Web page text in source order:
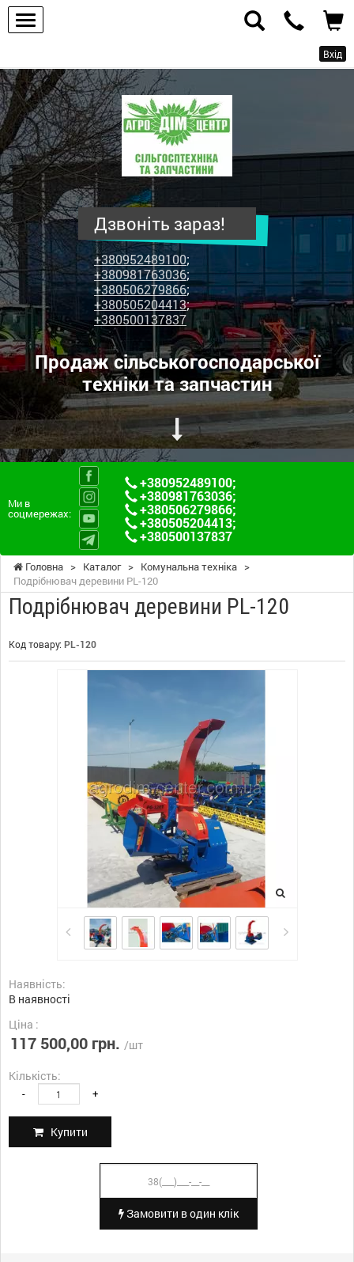
Вхід
ПП
"Агродім-
центр"
-
продаж
сільськогосподарської
техніки
та
запчастин
Дзвоніть зараз!
+380952489100;
+380981763036;
+380506279866;
+380505204413;
+380500137837
Продаж сільськогосподарської
техніки та запчастин
Ми в
соцмережах:
+380952489100;
+380981763036;
+380506279866;
+380505204413;
+380500137837
Головна > Каталог > Комунальна техніка >
Подрібнювач деревини PL-120
Подрібнювач деревини PL-120
Код товару: PL-120
Наявність:
В наявності
Ціна :
117 500,00 грн. /шт
Кількість:
- +
Купити
Замовити в один клік